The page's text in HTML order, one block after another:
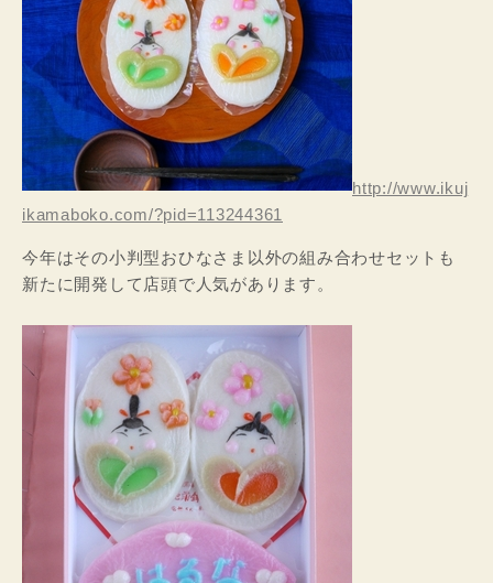
http://www.ikuj
ikamaboko.com/?pid=113244361
今年はその小判型おひなさま以外の組み合わせセットも
新たに開発して店頭で人気があります。